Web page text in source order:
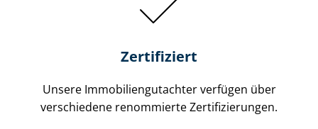
Zertifiziert
Unsere Immobilien­gutachter verfügen über
verschiedene renommierte Zer­ti­fi­zie­run­gen.